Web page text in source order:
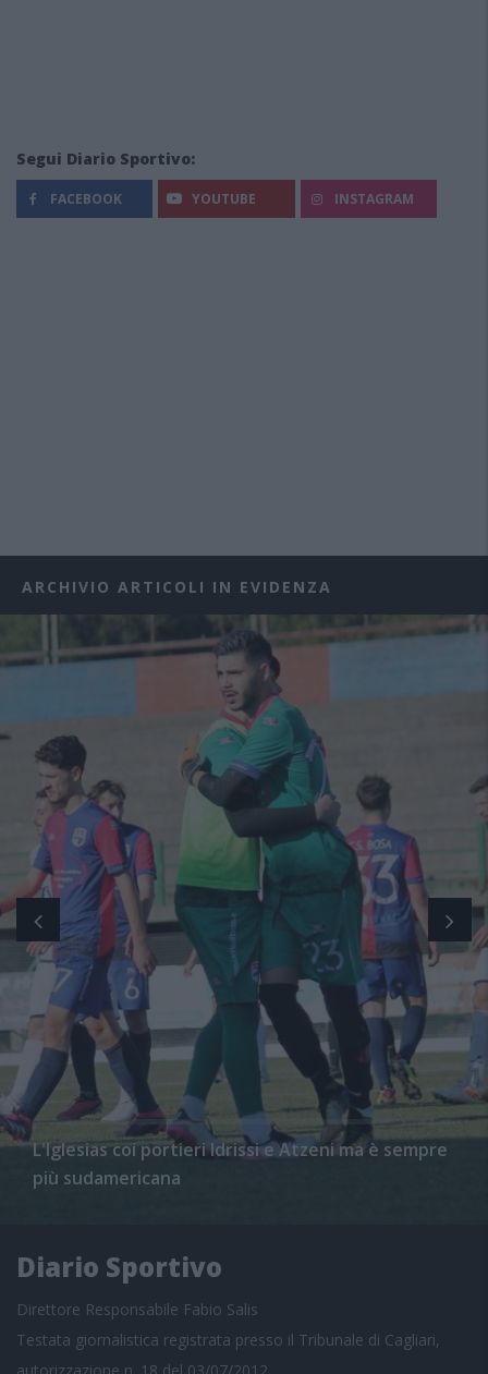
Segui Diario Sportivo:
FACEBOOK YOUTUBE INSTAGRAM
ARCHIVIO ARTICOLI IN EVIDENZA
L'Iglesias coi portieri Idrissi e Atzeni ma è sempre
più sudamericana
Diario Sportivo
Direttore Responsabile Fabio Salis
Testata giornalistica registrata presso il Tribunale di Cagliari,
autorizzazione n. 18 del 03/07/2012